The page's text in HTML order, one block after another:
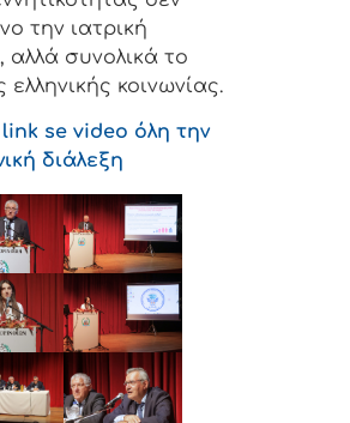
την ιατρική
αλλά συνολικά το
ελληνικής κοινωνίας.
se video όλη την
διάλεξη